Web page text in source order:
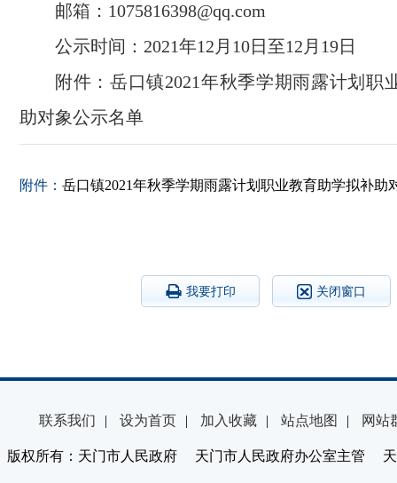
邮箱：1075816398@qq.com
公示时间：2021年12月10日至12月19日
附件：岳口镇2021年秋季学期雨露计划职
助对象公示名单
附件： 岳口镇2021年秋季学期雨露计划职业教育助学拟补助
我要打印 关闭窗口
联系我们 | 设为首页 | 加入收藏 | 站点地图 | 网站
版权所有：天门市人民政府 天门市人民政府办公室主管 天